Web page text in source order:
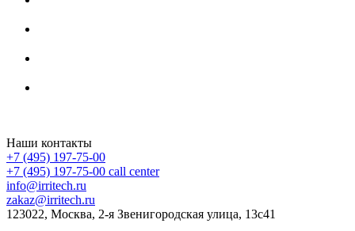
Наши контакты
+7 (495) 197-75-00
+7 (495) 197-75-00 call center
info@irritech.ru
zakaz@irritech.ru
123022, Москва, 2-я Звенигородская улица, 13с41